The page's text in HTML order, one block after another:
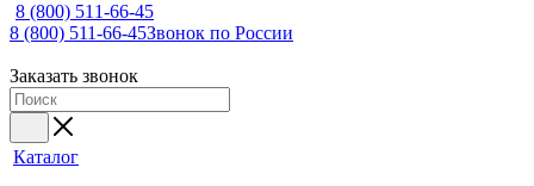
8 (800) 511-66-45
8 (800) 511-66-45Звонок по России
Заказать звонок
Каталог